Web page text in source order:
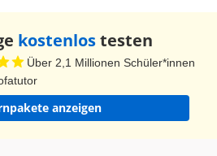
kostenlostesten
Über 2,1 Millionen Schüler*innen
anzeigen